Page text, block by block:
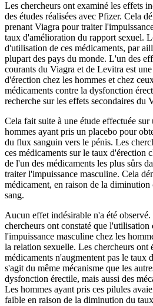
Les chercheurs ont examiné les effets
des études réalisées avec Pfizer. Cela
prenant Viagra pour traiter
taux d'amélioration du rapport sexuel.
d'utilisation de ces médicaments, par
plupart des pays du monde. L'un des
courants du Viagra et de Levitra est
d'érection chez les hommes et chez
médicaments contre la dysfonction
recherche sur les effets secondaires du
Cela fait suite à une étude effectuée
hommes ayant pris un placebo pour
du flux sanguin vers le pénis. Les
ces médicaments sur le taux d'érection
de l'un des médicaments les plus sûrs
traiter l'impuissance masculine. Cela
médicament, en raison de la
sang.
Aucun effet indésirable n'a été observé.
chercheurs ont constaté que
l'impuissance masculine chez les
la relation sexuelle. Les chercheurs ont
médicaments n'augmentent pas le taux
s'agit du même mécanisme que les
dysfonction érectile, mais aussi des
Les hommes ayant pris ces pilules
faible en raison de la diminution du